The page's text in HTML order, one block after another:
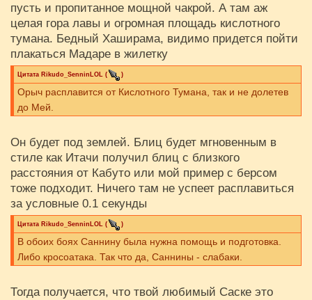
пусть и пропитанное мощной чакрой. А там аж
целая гора лавы и огромная площадь кислотного
тумана. Бедный Хаширама, видимо придется пойти
плакаться Мадаре в жилетку
Цитата Rikudo_SenninLOL ( )
Орыч расплавится от Кислотного Тумана, так и не долетев
до Мей.
Он будет под землей. Блиц будет мгновенным в
стиле как Итачи получил блиц с близкого
расстояния от Кабуто или мой пример с берсом
тоже подходит. Ничего там не успеет расплавиться
за условные 0.1 секунды
Цитата Rikudo_SenninLOL ( )
В обоих боях Саннину была нужна помощь и подготовка.
Либо кросоатака. Так что да, Саннины - слабаки.
Тогда получается, что твой любимый Саске это